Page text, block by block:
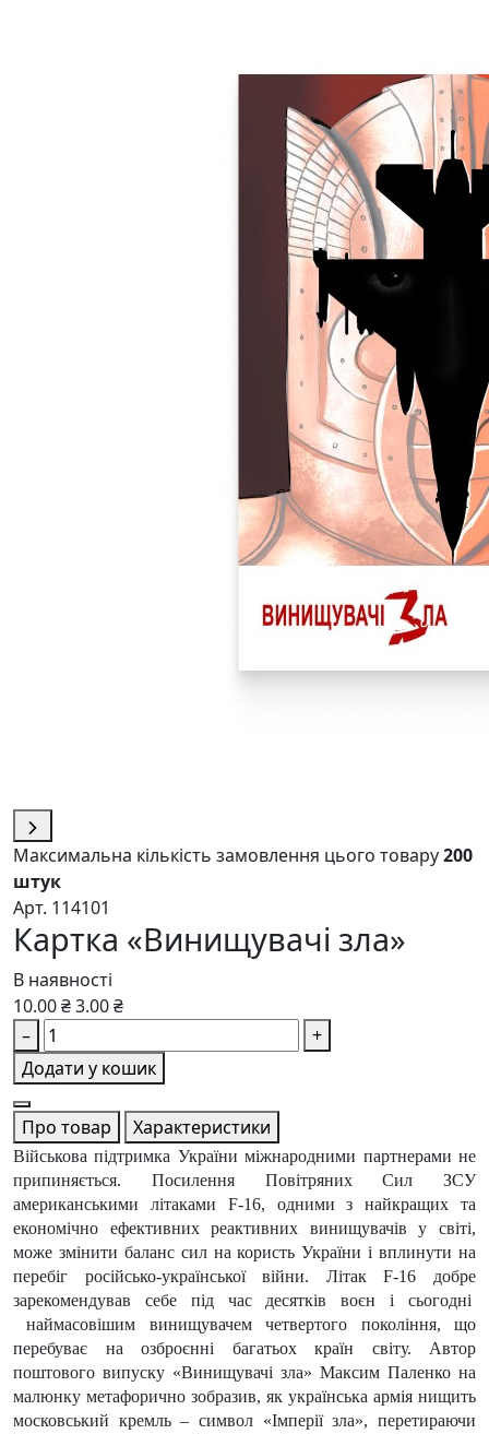
Максимальна кількість замовлення цього товару200
штук
Арт. 114101
Картка «Винищувачі зла»
В наявності
10.00 ₴3.00 ₴
–
+
Додати у кошик
Про товар Характеристики
Військова підтримка України міжнародними партнерами не
припиняється. Посилення Повітряних Сил ЗСУ
американськими літаками F-16, одними з найкращих та
економічно ефективних реактивних винищувачів у світі,
може змінити баланс сил на користь України і вплинути на
перебіг російсько-української війни. Літак F-16 добре
зарекомендував себе під час десятків воєн і сьогодні
наймасовішим винищувачем четвертого покоління, що
перебуває на озброєнні багатьох країн світу. Автор
поштового випуску «Винищувачі зла» Максим Паленко на
малюнку метафорично зобразив, як українська армія нищить
московський кремль – символ «Імперії зла», перетираючи